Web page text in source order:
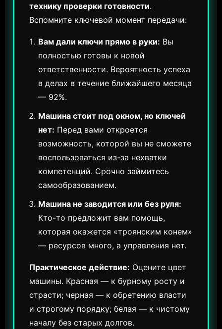
технику проверки готовности.
Вспомните ключевой момент передачи:
Вам дали ключи прямо в руки: Вы
полностью готовы к новой
ответственности. Вероятность успеха
в делах в течение ближайшего месяца
— 92%.
Машина стоит под окном, но ключей
нет: Перед вами откроется
возможность, которой вы не сможете
воспользоваться из-за нехватки
компетенций. Срочно займитесь
самообразованием.
Машина не заводится или без руля:
Кто-то предложит вам помощь,
которая окажется «троянским конем»
— ресурсов много, а управления нет.
Практическое действие: Оцените цвет
машины. Красная — к бурному росту и
страсти; черная — к обретению власти
и строгому порядку; белая — к чистому
началу без старых долгов.